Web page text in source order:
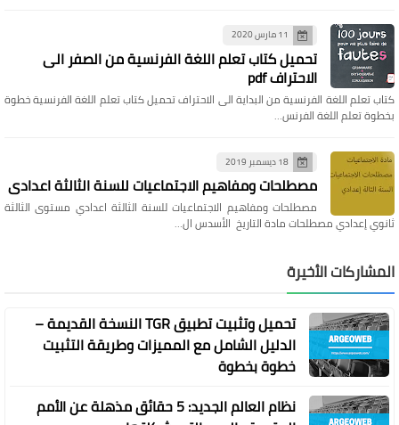
11 مارس 2020
تحميل كتاب تعلم اللغة الفرنسية من الصفر الى
الاحتراف pdf
كتاب تعلم اللغة الفرنسية من البداية الى الاحتراف تحميل كتاب تعلم اللغة الفرنسية خطوة
بخطوة تعلم اللغة الفرنس…
18 ديسمبر 2019
مصطلحات ومفاهيم الاجتماعيات للسنة الثالثة اعدادي
مصطلحات ومفاهيم الاجتماعيات للسنة الثالثة اعدادي مستوى الثالثة
ثانوي إعدادي مصطلحات مادة التاريخ الأسدس ال…
المشاركات الأخيرة
تحميل وتثبيت تطبيق TGR النسخة القديمة –
الدليل الشامل مع المميزات وطريقة التثبيت
خطوة بخطوة
نظام العالم الجديد: 5 حقائق مذهلة عن الأمم